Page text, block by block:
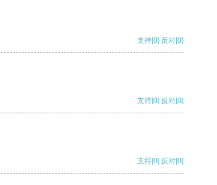
支持[0] 反对[0]
支持[0] 反对[0]
支持[0] 反对[0]